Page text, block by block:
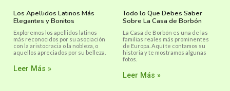
Los Apellidos Latinos Más
Elegantes y Bonitos
Exploremos los apellidos latinos
más reconocidos por su asociación
con la aristocracia o la nobleza, o
aquellos apreciados por su belleza.
Leer Más »
Todo lo Que Debes Saber
Sobre La Casa de Borbón
La Casa de Borbón es una de las
familias reales más prominentes
de Europa. Aquí te contamos su
historia y te mostramos algunas
fotos.
Leer Más »